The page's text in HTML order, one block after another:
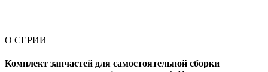
О СЕРИИ
Комплект запчастей для самостоятельной сборки